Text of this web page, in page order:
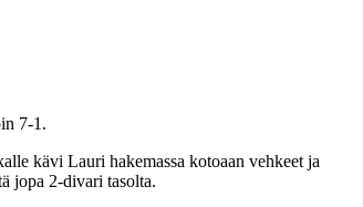
7-1.
kävi Lauri hakemassa kotoaan vehkeet ja
jopa 2-divari tasolta.